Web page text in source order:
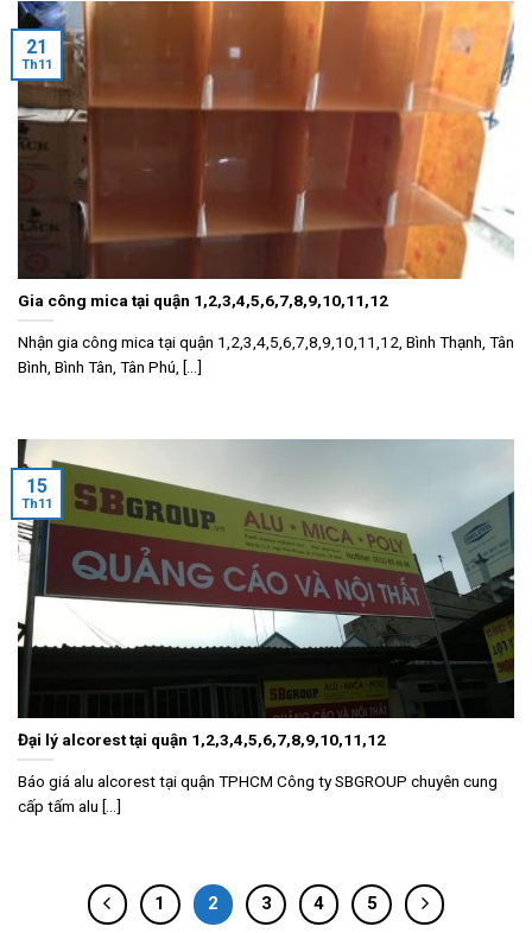
Gia công mica tại quận 1,2,3,4,5,6,7,8,9,10,11,12
Nhận gia công mica tại quận 1,2,3,4,5,6,7,8,9,10,11,12, Bình Thạnh, Tân
Bình, Bình Tân, Tân Phú, [...]
21
Th11
Đại lý alcorest tại quận 1,2,3,4,5,6,7,8,9,10,11,12
Báo giá alu alcorest tại quận TPHCM Công ty SBGROUP chuyên cung
cấp tấm alu [...]
15
Th11
1 2 3 4 5